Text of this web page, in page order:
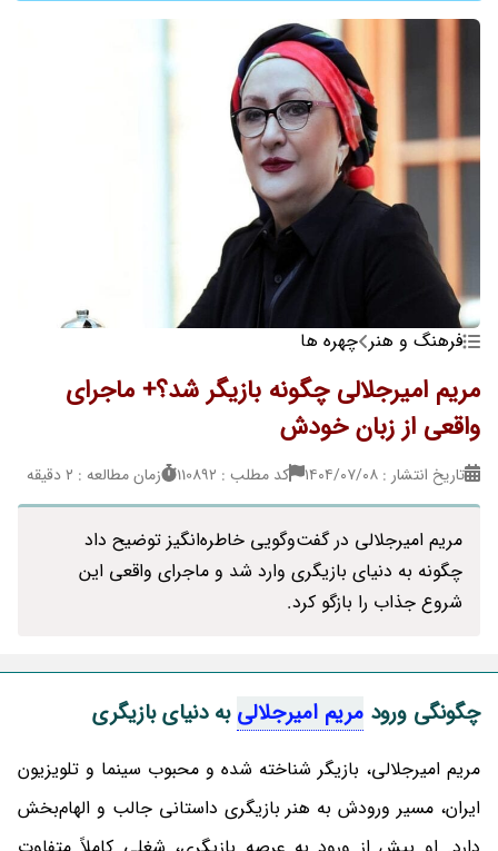
فرهنگ و هنر چهره ها
مریم امیرجلالی چگونه بازیگر شد؟+ ماجرای
واقعی از زبان خودش
تاریخ انتشار : ۱۴۰۴/۰۷/۰۸ کد مطلب : 110892 زمان مطالعه : 2 دقیقه
مریم امیرجلالی در گفت‌وگویی خاطره‌انگیز توضیح داد
چگونه به دنیای بازیگری وارد شد و ماجرای واقعی این
شروع جذاب را بازگو کرد.
چگونگی ورود مریم امیرجلالی به دنیای بازیگری
مریم امیرجلالی، بازیگر شناخته شده و محبوب سینما و تلویزیون
ایران، مسیر ورودش به هنر بازیگری داستانی جالب و الهام‌بخش